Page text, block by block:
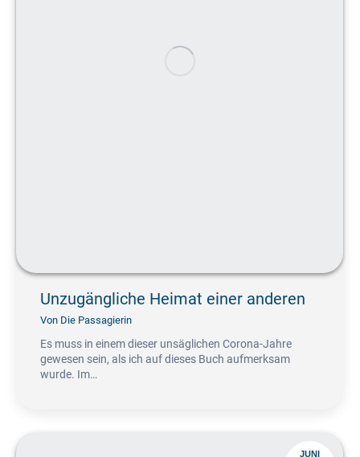
Unzugängliche Heimat einer anderen
Von Die Passagierin
Es muss in einem dieser unsäglichen Corona-Jahre
gewesen sein, als ich auf dieses Buch aufmerksam
wurde. Im…
JUNI